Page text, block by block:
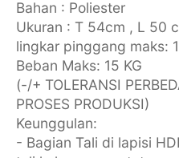
Bahan : Poliester
Ukuran : T 54cm , L 50
lingkar pinggang maks:
Beban Maks: 15 KG
(-/+ TOLERANSI
PROSES PRODUKSI)
Keunggulan:
- Bagian Tali di lapisi